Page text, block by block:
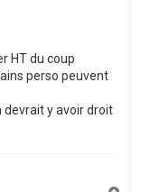
HT du coup
perso peuvent
devrait y avoir droit